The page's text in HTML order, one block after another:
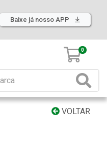
Baixe já nosso APP
0
VOLTAR